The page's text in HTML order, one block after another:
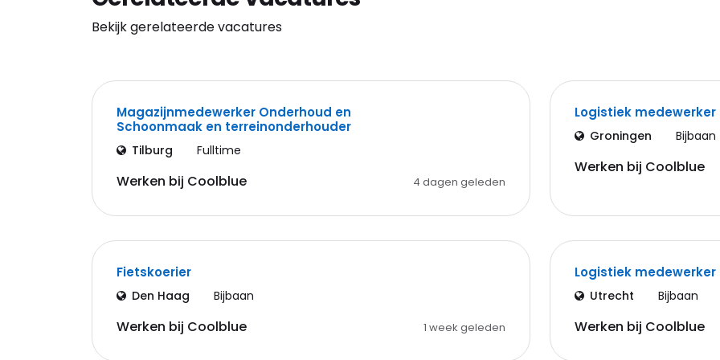
Bekijk gerelateerde vacatures
Magazijnmedewerker Onderhoud en
Schoonmaak en terreinonderhouder
Tilburg Fulltime
Werken bij Coolblue 4 dagen geleden
Logistiek medewerker
Groningen Bijbaan
Werken bij Coolblue
Fietskoerier
Den Haag Bijbaan
Werken bij Coolblue 1 week geleden
Logistiek medewerker
Utrecht Bijbaan
Werken bij Coolblue